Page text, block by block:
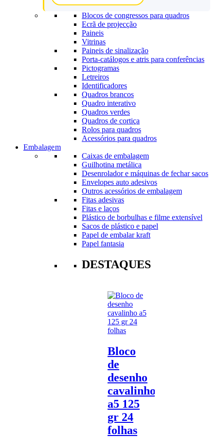
Blocos de congressos para quadros
Ecrã de projecção
Paineis
Vitrinas
Paineis de sinalização
Porta-catálogos e atris para conferências
Pictogramas
Letreiros
Identificadores
Quadros brancos
Quadro interativo
Quadros verdes
Quadros de cortiça
Rolos para quadros
Acessórios para quadros
Embalagem
Caixas de embalagem
Guilhotina metálica
Desenrolador e máquinas de fechar sacos
Envelopes auto adesivos
Outros acessórios de embalagem
Fitas adesivas
Fitas e laços
Plástico de borbulhas e filme extensível
Sacos de plástico e papel
Papel de embalar kraft
Papel fantasia
DESTAQUES
Bloco
de
desenho
cavalinho
a5 125
gr 24
folhas